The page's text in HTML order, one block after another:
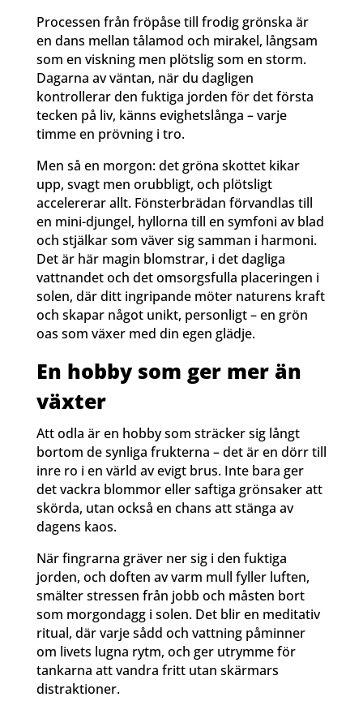
Processen från fröpåse till frodig grönska är
en dans mellan tålamod och mirakel, långsam
som en viskning men plötslig som en storm.
Dagarna av väntan, när du dagligen
kontrollerar den fuktiga jorden för det första
tecken på liv, känns evighetslånga – varje
timme en prövning i tro.
Men så en morgon: det gröna skottet kikar
upp, svagt men orubbligt, och plötsligt
accelererar allt. Fönsterbrädan förvandlas till
en mini-djungel, hyllorna till en symfoni av blad
och stjälkar som väver sig samman i harmoni.
Det är här magin blomstrar, i det dagliga
vattnandet och det omsorgsfulla placeringen i
solen, där ditt ingripande möter naturens kraft
och skapar något unikt, personligt – en grön
oas som växer med din egen glädje.
En hobby som ger mer än
växter
Att odla är en hobby som sträcker sig långt
bortom de synliga frukterna – det är en dörr till
inre ro i en värld av evigt brus. Inte bara ger
det vackra blommor eller saftiga grönsaker att
skörda, utan också en chans att stänga av
dagens kaos.
När fingrarna gräver ner sig i den fuktiga
jorden, och doften av varm mull fyller luften,
smälter stressen från jobb och måsten bort
som morgondagg i solen. Det blir en meditativ
ritual, där varje sådd och vattning påminner
om livets lugna rytm, och ger utrymme för
tankarna att vandra fritt utan skärmars
distraktioner.